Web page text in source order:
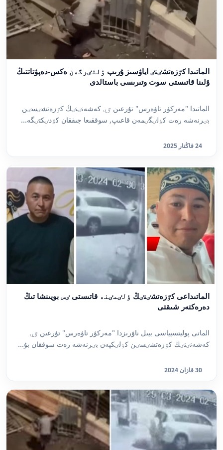
الماتىدا كٷزەتشٸنٸ اياۋسىز ۇرىپ ٶلتٸرگەن ەكس-دەپۋتاتتىڭ
ۇلىنا قاتىستى سوت وتىرىسى باستالدى
الماتىدا "مەركۋر تاۋەرس" تۇرعىن ٷي كەشەنٸنٸڭ كٷزەتشٸسٸن
بٸرنەشە رەت كٶلٸگٸمەن قاعىپ, سوققىعا جىققان كٷدٸكتٸگە...
24 قاڭتار 2025
الماتىداعى كٷزەتشٸنٸڭ ٶلٸمٸنە قاتىستى ٸس بويىنشا تىڭ
دەرەكتەر شىقتى
الماتى پوليتسيياسى بيىل ناۋرىزدا "مەركۋر تاۋەرس" تۇرعىن ٷي
كەشەنٸنٸڭ كٷزەتشٸسٸن كٶلٸكپەن بٸرنەشە رەت سوققان بۇ...
30 قازان 2024